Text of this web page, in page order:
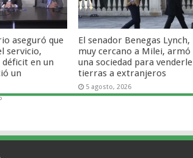
aseguró que
servicio,
en un
un
El senador Benegas Lynch,
muy cercano a Milei, armó
una sociedad para venderle
tierras a extranjeros
5 agosto, 2026